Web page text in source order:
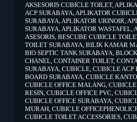
AKSESORIS CUBICLE TOILET,
ACP SURABAYA APLIKATOR
SURABAYA APLIKATOR URINOIR
SURABAYA APLIKATOR WASTAFEL,
ASESORIS, BESCUBE CUBICLE
TOILET SURABAYA BILIK KAMAR
BIO SEPTIC TANK SURABAYA
CHANEL, CONTAINER TOILET,
SURABAYA CUBICLE, CUBICLE ACP
BOARD SURABAYA CUBICLE
CUBICLE OFFICE MALANG, CUBICLE
RESIN, CUBICLE OFFICE PVC
CUBICLE OFFICE SURABAYA
MURAH, CUBICLE
CUBICLE TOILET ACCESSORIES,